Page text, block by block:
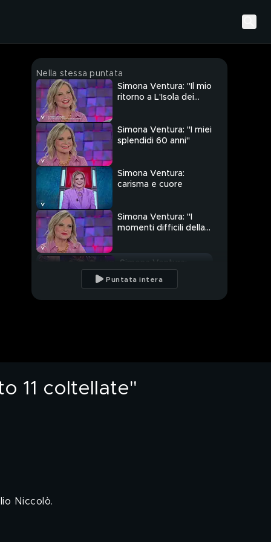
Nella stessa puntata
Simona Ventura: "Il mio
ritorno a L'Isola dei
Simona Ventura: "I miei
splendidi 60 anni"
Simona Ventura:
carisma e cuore
Simona Ventura: "I
momenti difficili della
Simona Ventura:
Simona Ventura a "Mai
Puntata intera
11 coltellate"
Niccolò.